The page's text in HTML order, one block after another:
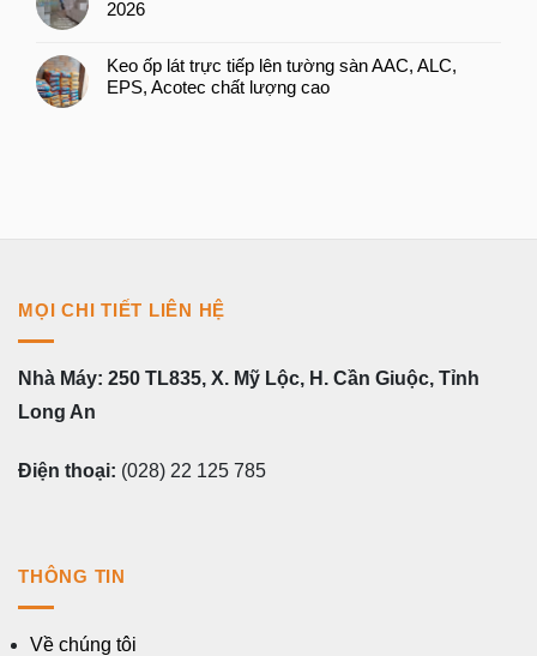
2026
Keo ốp lát trực tiếp lên tường sàn AAC, ALC,
EPS, Acotec chất lượng cao
MỌI CHI TIẾT LIÊN HỆ
Nhà Máy: 250 TL835, X. Mỹ Lộc, H. Cần Giuộc, Tỉnh
Long An
Điện thoại: (028) 22 125 785
THÔNG TIN
Về chúng tôi